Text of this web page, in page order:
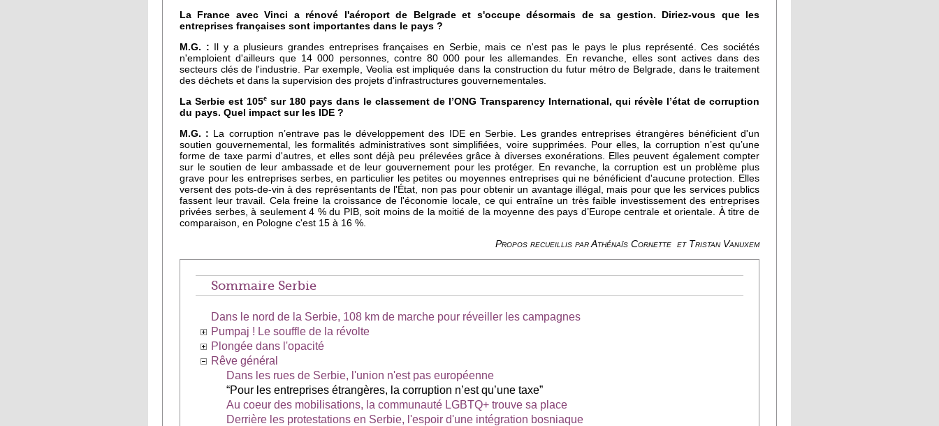
La France avec Vinci a rénové l'aéroport de Belgrade et s'occupe désormais de sa gestion. Diriez-vous que les
entreprises françaises sont importantes dans le pays ?
M.G. : Il y a plusieurs grandes entreprises françaises en Serbie, mais ce n'est pas le pays le plus représenté. Ces sociétés
n'emploient d'ailleurs que 14 000 personnes, contre 80 000 pour les allemandes. En revanche, elles sont actives dans des
secteurs clés de l'industrie. Par exemple, Veolia est impliquée dans la construction du futur métro de Belgrade, dans le traitement
des déchets et dans la supervision des projets d'infrastructures gouvernementales.
La Serbie est 105e sur 180 pays dans le classement de l’ONG Transparency International, qui révèle l’état de corruption
du pays. Quel impact sur les IDE ?
M.G. : La corruption n’entrave pas le développement des IDE en Serbie. Les grandes entreprises étrangères bénéficient d'un
soutien gouvernemental, les formalités administratives sont simplifiées, voire supprimées. Pour elles, la corruption n’est qu’une
forme de taxe parmi d'autres, et elles sont déjà peu prélevées grâce à diverses exonérations. Elles peuvent également compter
sur le soutien de leur ambassade et de leur gouvernement pour les protéger. En revanche, la corruption est un problème plus
grave pour les entreprises serbes, en particulier les petites ou moyennes entreprises qui ne bénéficient d'aucune protection. Elles
versent des pots-de-vin à des représentants de l'État, non pas pour obtenir un avantage illégal, mais pour que les services publics
fassent leur travail. Cela freine la croissance de l'économie locale, ce qui entraîne un très faible investissement des entreprises
privées serbes, à seulement 4 % du PIB, soit moins de la moitié de la moyenne des pays d’Europe centrale et orientale. À titre de
comparaison, en Pologne c'est 15 à 16 %.
Propos recueillis par Athénaïs Cornette et Tristan Vanuxem
Sommaire Serbie
Dans le nord de la Serbie, 108 km de marche pour réveiller les campagnes
Pumpaj ! Le souffle de la révolte
Plongée dans l'opacité
Rêve général
Dans les rues de Serbie, l'union n'est pas européenne
“Pour les entreprises étrangères, la corruption n’est qu’une taxe”
Au coeur des mobilisations, la communauté LGBTQ+ trouve sa place
Derrière les protestations en Serbie, l'espoir d'une intégration bosniaque